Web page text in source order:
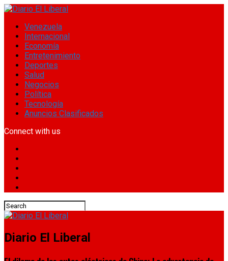
Venezuela
Internacional
Economía
Entretenimiento
Deportes
Salud
Negocios
Política
Tecnología
Anuncios Clasificados
Connect with us
Diario El Liberal